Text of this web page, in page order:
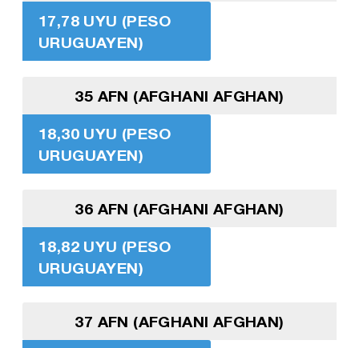
17,78 UYU (PESO
URUGUAYEN)
35 AFN (AFGHANI AFGHAN)
18,30 UYU (PESO
URUGUAYEN)
36 AFN (AFGHANI AFGHAN)
18,82 UYU (PESO
URUGUAYEN)
37 AFN (AFGHANI AFGHAN)